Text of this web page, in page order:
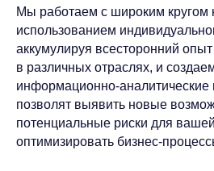
Мы работаем с широким кругом
использованием
аккумулируя всесторонний
в различных отраслях, и
информационно-аналитические
позволят выявить новые
потенциальные риски для
оптимизировать бизнес-
Оставьте заявку, и наши специалисты
вами для уточнения деталей запроса.
Связаться с Baikal
Lobridge®